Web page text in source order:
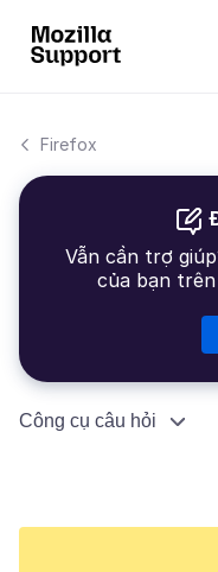
Firefox
Vẫn cần trợ
của bạn
Công cụ câu hỏi